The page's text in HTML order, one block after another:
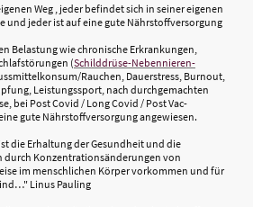
Weg , jeder befindet sich in seiner eigenen
und jeder ist auf eine gute Nährstoffversorgung
Belastung wie chronische Erkrankungen,
(Schilddrüse-Nebennieren-
Rauchen, Dauerstress, Burnout,
Leistungssport, nach durchgemachten
bei Post Covid / Long Covid / Post Vac-
gute Nährstoffversorgung angewiesen.
die Erhaltung der Gesundheit und die
durch Konzentrationsänderungen von
im menschlichen Körper vorkommen und für
Linus Pauling